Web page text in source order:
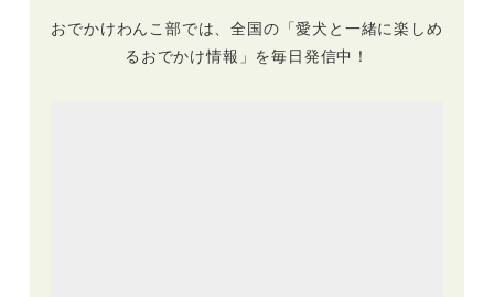
おでかけわんこ部では、全国の「愛犬と一緒に楽しめ
るおでかけ情報」を毎日発信中！